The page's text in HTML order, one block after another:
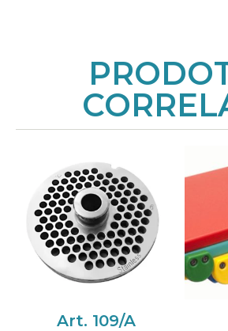
Art. 109/A